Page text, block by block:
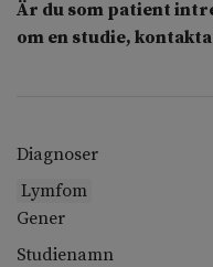
Är du som patient
om en studie,
Diagnoser
Lymfom
Gener
Studienamn